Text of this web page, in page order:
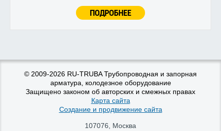
ПОДРОБНЕЕ
© 2009-2026 RU-TRUBA Трубопроводная и запорная
арматура, колодезное оборудование
Защищено законом об авторских и смежных правах
Карта сайта
Создание и продвижение сайта
107076
Москва